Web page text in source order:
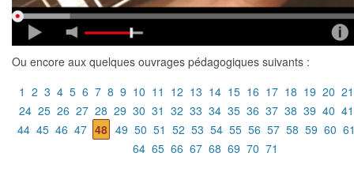
Ou encore aux quelques ouvrages pédagogiques suivants :
1 2 3 4 5 6 7 8 9 10 11 12 13 14 15 16 17 18 19 20 21
24 25 26 27 28 29 30 31 32 33 34 35 36 37 38 39 40 41
44 45 46 47 48 49 50 51 52 53 54 55 56 57 58 59 60
64 65 66 67 68 69 70 71